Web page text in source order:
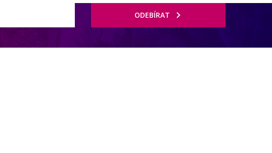
ODEBÍRAT